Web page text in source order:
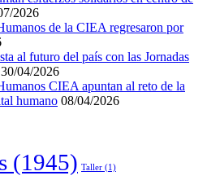
2026
de la CIEA regresaron por
al futuro del país con las Jornadas
30/04/2026
CIEA apuntan al reto de la
humano 08/04/2026
(1945) Taller (1)